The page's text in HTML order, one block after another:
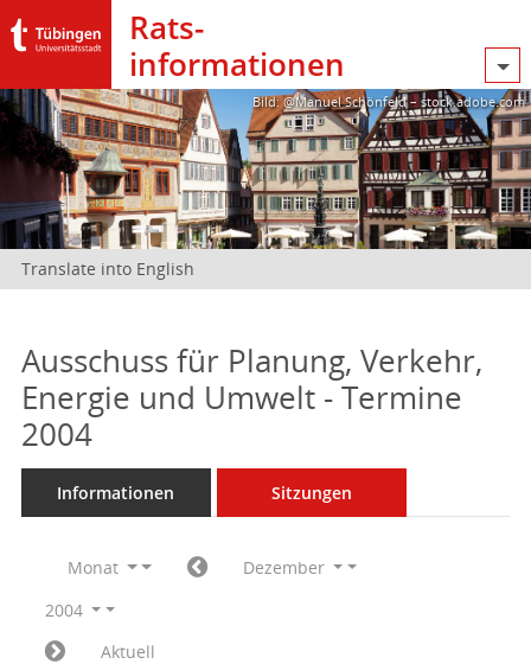
Rats­
informationen
Bild: @Manuel Schönfeld – stock.adobe.com
Translate into English
Ausschuss für Planung, Verkehr,
Energie und Umwelt - Termine
2004
Informationen Sitzungen
Monat
Dezember
2004
Aktuell